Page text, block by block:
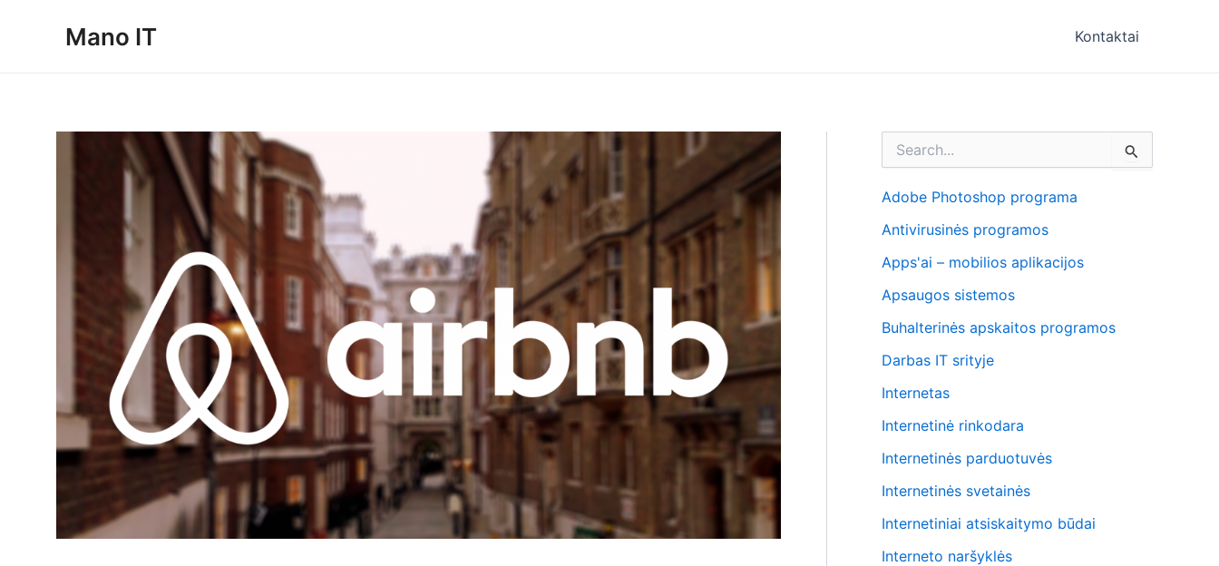
Mano IT Kontaktai
k
t
:
Adobe Photoshop programa
Antivirusinės programos
Apps'ai – mobilios aplikacijos
Apsaugos sistemos
Buhalterinės apskaitos programos
Darbas IT srityje
Internetas
Internetinė rinkodara
Internetinės parduotuvės
Internetinės svetainės
Internetiniai atsiskaitymo būdai
Interneto naršyklės